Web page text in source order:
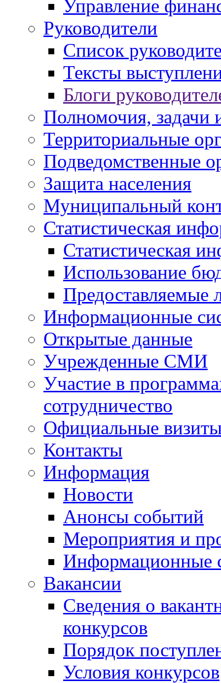
Управление
Руководители
Список
Тексты
Блоги
Полномочия, задачи
Территориальные
Подведомственные
Защита населения
Муниципальный
Статистическая
Статистическая
Использование
Предоставляемые
Информационные
Открытые данные
Учрежденные СМИ
Участие в
сотрудничество
Официальные
Контакты
Информация
Новости
Анонсы событий
Мероприятия и
Информационные
Вакансии
Сведения о
конкурсов
Порядок
Условия конкурсов